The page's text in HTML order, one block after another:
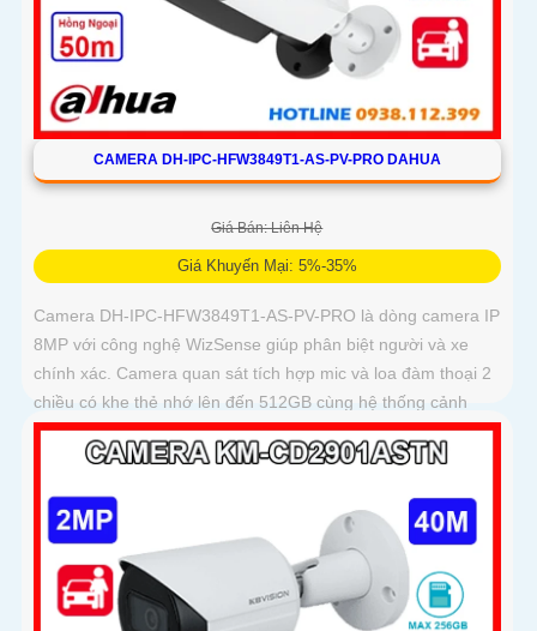
CAMERA DH-IPC-HFW3849T1-AS-PV-PRO DAHUA
Giá Bán: Liên Hệ
Giá Khuyến Mại: 5%-35%
Camera DH-IPC-HFW3849T1-AS-PV-PRO là dòng camera IP
8MP với công nghệ WizSense giúp phân biệt người và xe
chính xác. Camera quan sát tích hợp mic và loa đàm thoại 2
chiều có khe thẻ nhớ lên đến 512GB cùng hệ thống cảnh
báo chủ động với đèn xanh đỏ và âm thanh